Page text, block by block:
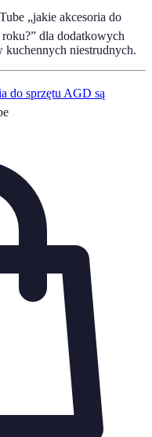
„jakie akcesoria do
dla dodatkowych
niestrudnych.
do sprzętu AGD są